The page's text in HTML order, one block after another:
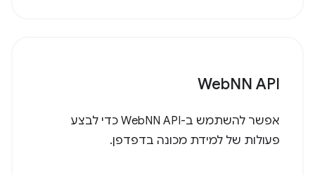
WebNN API
אפשר להשתמש ב-WebNN API כדי לבצע
פעולות של למידת מכונה בדפדפן.